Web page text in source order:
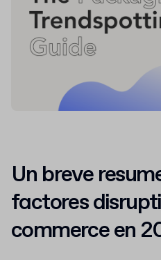
Un breve
factores
commerce en